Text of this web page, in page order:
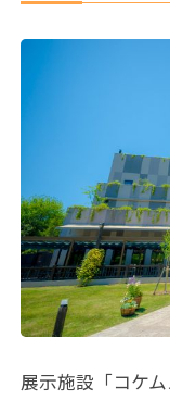
展示施設「コケ